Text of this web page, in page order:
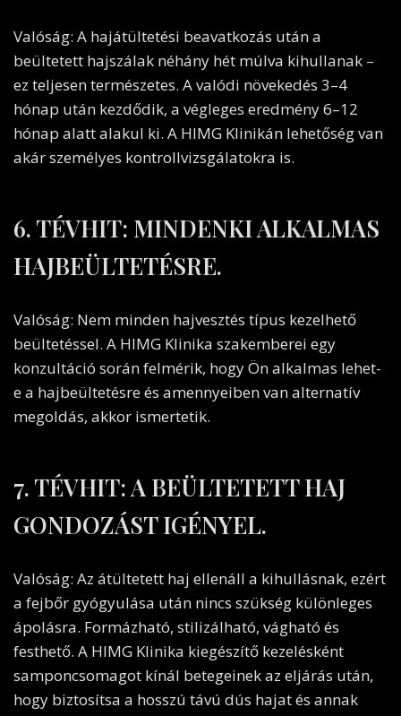
Valóság: A hajátültetési beavatkozás után a
beültetett hajszálak néhány hét múlva kihullanak –
ez teljesen természetes. A valódi növekedés 3–4
hónap után kezdődik, a végleges eredmény 6–12
hónap alatt alakul ki. A HIMG Klinikán lehetőség van
akár személyes kontrollvizsgálatokra is.
6. TÉVHIT: MINDENKI ALKALMAS
HAJBEÜLTETÉSRE.
Valóság: Nem minden hajvesztés típus kezelhető
beültetéssel. A HIMG Klinika szakemberei egy
konzultáció során felmérik, hogy Ön alkalmas lehet-
e a hajbeültetésre és amennyeiben van alternatív
megoldás, akkor ismertetik.
7. TÉVHIT: A BEÜLTETETT HAJ
GONDOZÁST IGÉNYEL.
Valóság: Az átültetett haj ellenáll a kihullásnak, ezért
a fejbőr gyógyulása után nincs szükség különleges
ápolásra. Formázható, stilizálható, vágható és
festhető. A HIMG Klinika kiegészítő kezelésként
samponcsomagot kínál betegeinek az eljárás után,
hogy biztosítsa a hosszú távú dús hajat és annak